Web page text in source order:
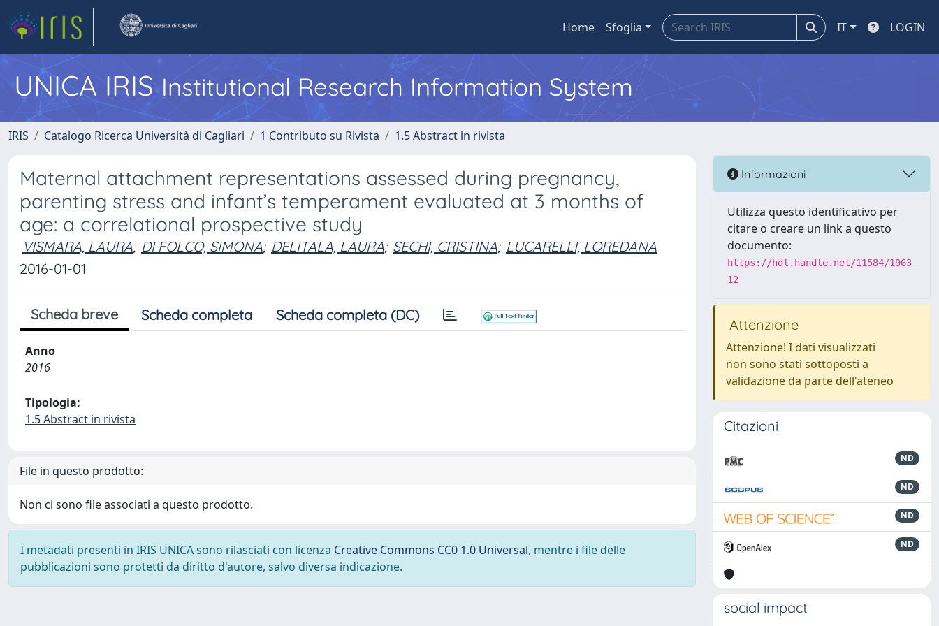
Home Sfoglia IT LOGIN
UNICA IRISInstitutional Research Information System
IRIS Catalogo Ricerca Università di Cagliari 1 Contributo su Rivista 1.5 Abstract in rivista
Maternal attachment representations assessed during pregnancy,
parenting stress and infant’s temperament evaluated at 3 months of
age: a correlational prospective study
VISMARA, LAURA; DI FOLCO, SIMONA; DELITALA, LAURA; SECHI, CRISTINA; LUCARELLI, LOREDANA
2016-01-01
Scheda breve Scheda completa Scheda completa (DC)
Anno
2016
Tipologia:
1.5 Abstract in rivista
File in questo prodotto:
Non ci sono file associati a questo prodotto.
I metadati presenti in IRIS UNICA sono rilasciati con licenza Creative Commons CC0 1.0 Universal, mentre i file delle
pubblicazioni sono protetti da diritto d'autore, salvo diversa indicazione.
Informazioni
Utilizza questo identificativo per
citare o creare un link a questo
documento:
https://hdl.handle.net/11584/1963
12
Attenzione
Attenzione! I dati visualizzati
non sono stati sottoposti a
validazione da parte dell'ateneo
Citazioni
ND
ND
ND
ND
social impact